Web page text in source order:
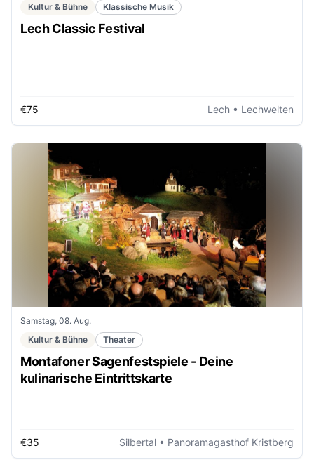
Kultur & Bühne
Klassische Musik
Lech Classic Festival
€75 Lech • Lechwelten
Samstag, 08. Aug.
Kultur & Bühne
Theater
Montafoner Sagenfestspiele - Deine
kulinarische Eintrittskarte
€35 Silbertal • Panoramagasthof Kristberg